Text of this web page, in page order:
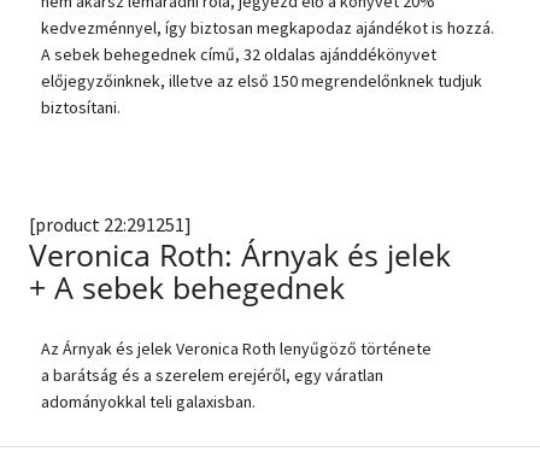
Történelem
Vallás
kedvezménnyel, így biztosan megkapodaz ajándékot is hozzá.
A sebek behegednek című, 32 oldalas ajánddékönyvet
előjegyzőinknek, illetve az első 150 megrendelőnknek tudjuk
biztosítani.
[product 22:291251]
Veronica Roth: Árnyak és jelek
+ A sebek behegednek
Az Árnyak és jelek Veronica Roth lenyűgöző története
a barátság és a szerelem erejéről, egy váratlan
adományokkal teli galaxisban.